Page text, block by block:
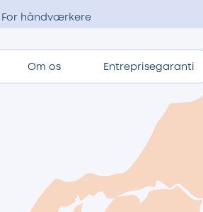
For håndværkere
Om os Entreprisegaranti